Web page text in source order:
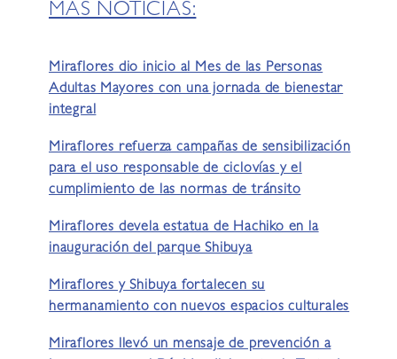
MÁS NOTICIAS:
Miraflores dio inicio al Mes de las Personas
Adultas Mayores con una jornada de bienestar
integral
Miraflores refuerza campañas de sensibilización
para el uso responsable de ciclovías y el
cumplimiento de las normas de tránsito
Miraflores devela estatua de Hachiko en la
inauguración del parque Shibuya
Miraflores y Shibuya fortalecen su
hermanamiento con nuevos espacios culturales
Miraflores llevó un mensaje de prevención a